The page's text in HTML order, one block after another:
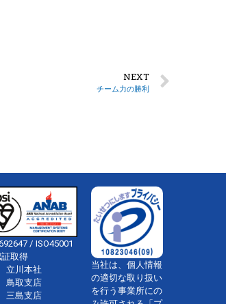
NEXT
チーム力の勝利
/ ISO45001
証取得
立川本社
鳥取支店
三島支店
当社は、個人情報
の適切な取り扱い
を行う事業所にの